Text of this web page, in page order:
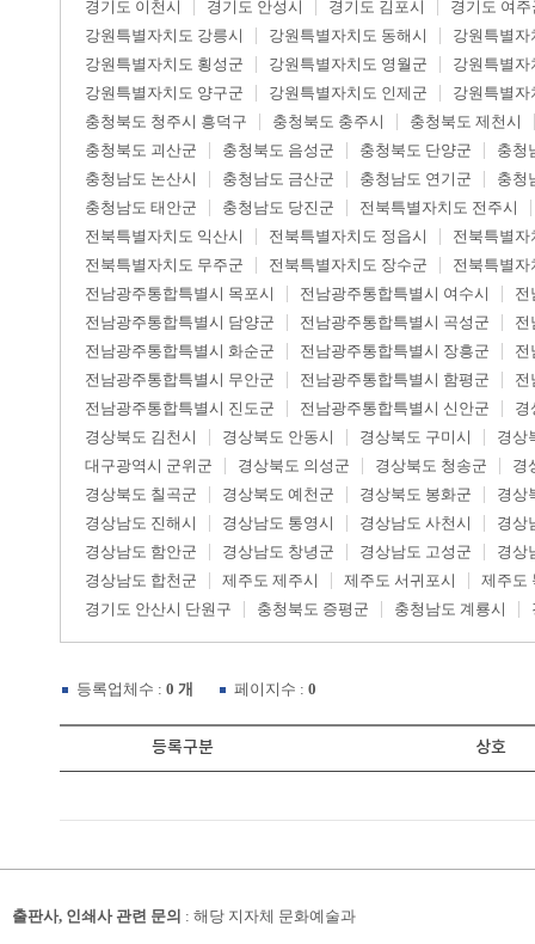
경기도 이천시
경기도 안성시 경기도 김포시
경기도 여주
강원특별자치도 강릉시
강원특별자치도 동해시
강원특별자
강원특별자치도 횡성군
강원특별자치도 영월군
강원특별자
강원특별자치도 양구군
강원특별자치도 인제군
강원특별자
충청북도 청주시 흥덕구
충청북도 충주시
충청북도 제천시
충청북도 괴산군
충청북도 음성군 충청북도 단양군
충청
충청남도 논산시
충청남도 금산군 충청남도 연기군
충청
충청남도 태안군
충청남도 당진군
전북특별자치도 전주시
전북특별자치도 익산시
전북특별자치도 정읍시
전북특별자
전북특별자치도 무주군
전북특별자치도 장수군
전북특별자
전남광주통합특별시 목포시
전남광주통합특별시 여수시
전
전남광주통합특별시 담양군
전남광주통합특별시 곡성군
전
전남광주통합특별시 화순군
전남광주통합특별시 장흥군
전
전남광주통합특별시 무안군
전남광주통합특별시 함평군
전
전남광주통합특별시 진도군
전남광주통합특별시 신안군
경
경상북도 김천시
경상북도 안동시 경상북도 구미시
경상
대구광역시 군위군
경상북도 의성군 경상북도 청송군
경
경상북도 칠곡군
경상북도 예천군 경상북도 봉화군
경상
경상남도 진해시
경상남도 통영시 경상남도 사천시
경상
경상남도 함안군
경상남도 창녕군 경상남도 고성군
경상
경상남도 합천군
제주도 제주시 제주도 서귀포시
제주도
경기도 안산시 단원구
충청북도 증평군 충청남도 계룡시
등록업체수 : 0 개 페이지수 : 0
등록구분 상호
출판사, 인쇄사 관련 문의 : 해당 지자체 문화예술과